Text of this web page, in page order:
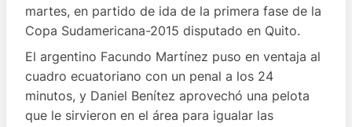
martes, en partido de ida de la primera fase de la
Copa Sudamericana-2015 disputado en Quito.
El argentino Facundo Martínez puso en ventaja al
cuadro ecuatoriano con un penal a los 24
minutos, y Daniel Benítez aprovechó una pelota
que le sirvieron en el área para igualar las